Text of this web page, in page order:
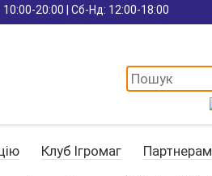
10:00-20:00 | Сб-Нд: 12:00-18:00
Клуб Ігромаг Партнерам